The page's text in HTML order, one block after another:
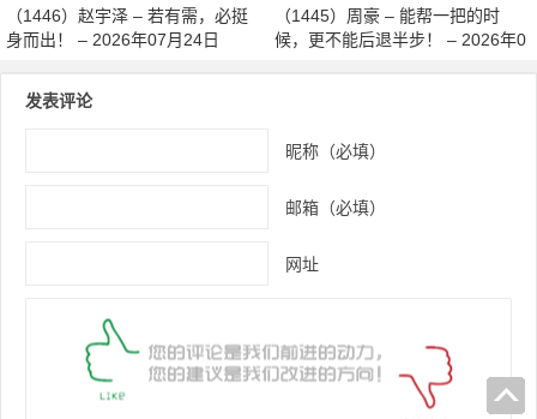
（1446）赵宇泽 – 若有需，必挺
身而出！ – 2026年07月24日
（1445）周豪 – 能帮一把的时
候，更不能后退半步！ – 2026年0
发表评论
昵称（必填）
邮箱（必填）
网址